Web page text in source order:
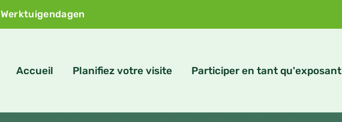
Werktuigendagen
Accueil Planifiez votre visite Participer en tant qu'exposant